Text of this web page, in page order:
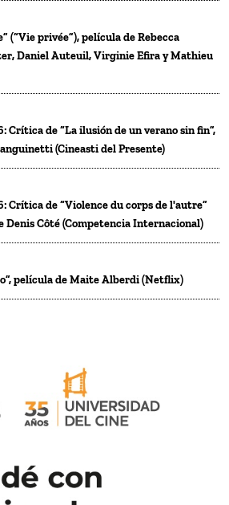
(“Vie privée”), película de Rebecca
Daniel Auteuil, Virginie Efira y Mathieu
Crítica de “La ilusión de un verano sin fin”,
(Cineasti del Presente)
Crítica de “Violence du corps de l'autre”
Denis Côté (Competencia Internacional)
película de Maite Alberdi (Netflix)